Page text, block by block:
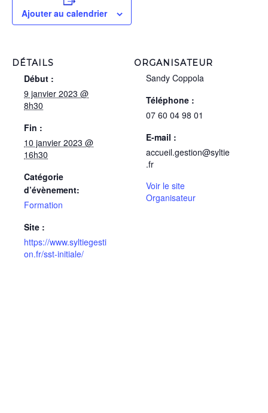
Ajouter au calendrier
DÉTAILS
Début :
9 janvier 2023 @
8h30
Fin :
10 janvier 2023 @
16h30
Catégorie
d’évènement:
Formation
Site :
https://www.syltiegesti
on.fr/sst-initiale/
ORGANISATEUR
Sandy Coppola
Téléphone :
07 60 04 98 01
E-mail :
accueil.gestion@syltie
.fr
Voir le site
Organisateur